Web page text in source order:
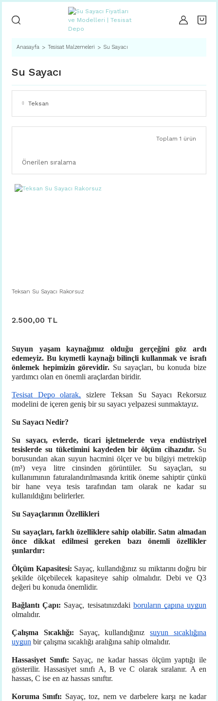
Anasayfa Tesisat Malzemeleri Su Sayacı
Su Sayacı
Teksan
Toplam 1 ürün
Teksan Su Sayacı Rakorsuz
2.500,00 TL
Suyun yaşam kaynağımız olduğu gerçeğini göz ardı
edemeyiz. Bu kıymetli kaynağı bilinçli kullanmak ve israfı
önlemek hepimizin görevidir. Su sayaçları, bu konuda bize
yardımcı olan en önemli araçlardan biridir.
Tesisat Depo olarak, sizlere Teksan Su Sayacı Rekorsuz
modelini de içeren geniş bir su sayacı yelpazesi sunmaktayız.
Su Sayacı Nedir?
Su sayacı, evlerde, ticari işletmelerde veya endüstriyel
tesislerde su tüketimini kaydeden bir ölçüm cihazıdır. Su
borusundan akan suyun hacmini ölçer ve bu bilgiyi metreküp
(m³) veya litre cinsinden görüntüler. Su sayaçları, su
kullanımının faturalandırılmasında kritik öneme sahiptir çünkü
bir hane veya tesis tarafından tam olarak ne kadar su
kullanıldığını belirlerler.
Su Sayaçlarının Özellikleri
Su sayaçları, farklı özelliklere sahip olabilir. Satın almadan
önce dikkat edilmesi gereken bazı önemli özellikler
şunlardır:
Ölçüm Kapasitesi: Sayaç, kullandığınız su miktarını doğru bir
şekilde ölçebilecek kapasiteye sahip olmalıdır. Debi ve Q3
değeri bu konuda önemlidir.
Bağlantı Çapı: Sayaç, tesisatınızdaki boruların çapına uygun
olmalıdır.
Çalışma Sıcaklığı: Sayaç, kullandığınızsuyun sıcaklığına
uygun bir çalışma sıcaklığı aralığına sahip olmalıdır.
Hassasiyet Sınıfı: Sayaç, ne kadar hassas ölçüm yaptığı ile
gösterilir. Hassasiyet sınıfı A, B ve C olarak sıralanır. A en
hassas, C ise en az hassas sınıftır.
Koruma Sınıfı: Sayaç, toz, nem ve darbelere karşı ne kadar